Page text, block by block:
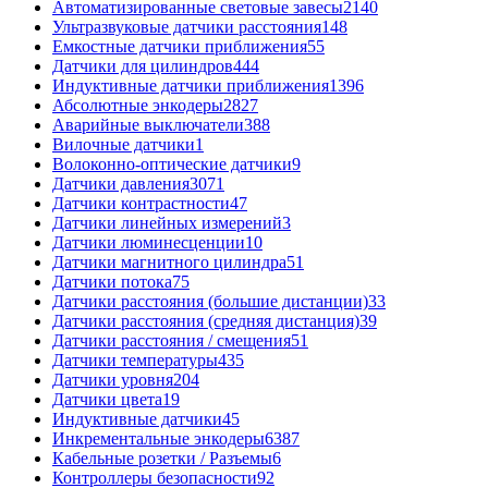
Автоматизированные световые завесы2140
Ультразвуковые датчики расстояния148
Емкостные датчики приближения55
Датчики для цилиндров444
Индуктивные датчики приближения1396
Абсолютные энкодеры2827
Аварийные выключатели388
Вилочные датчики1
Волоконно-оптические датчики9
Датчики давления3071
Датчики контрастности47
Датчики линейных измерений3
Датчики люминесценции10
Датчики магнитного цилиндра51
Датчики потока75
Датчики расстояния (большие дистанции)33
Датчики расстояния (средняя дистанция)39
Датчики расстояния / смещения51
Датчики температуры435
Датчики уровня204
Датчики цвета19
Индуктивные датчики45
Инкрементальные энкодеры6387
Кабельные розетки / Разъемы6
Контроллеры безопасности92